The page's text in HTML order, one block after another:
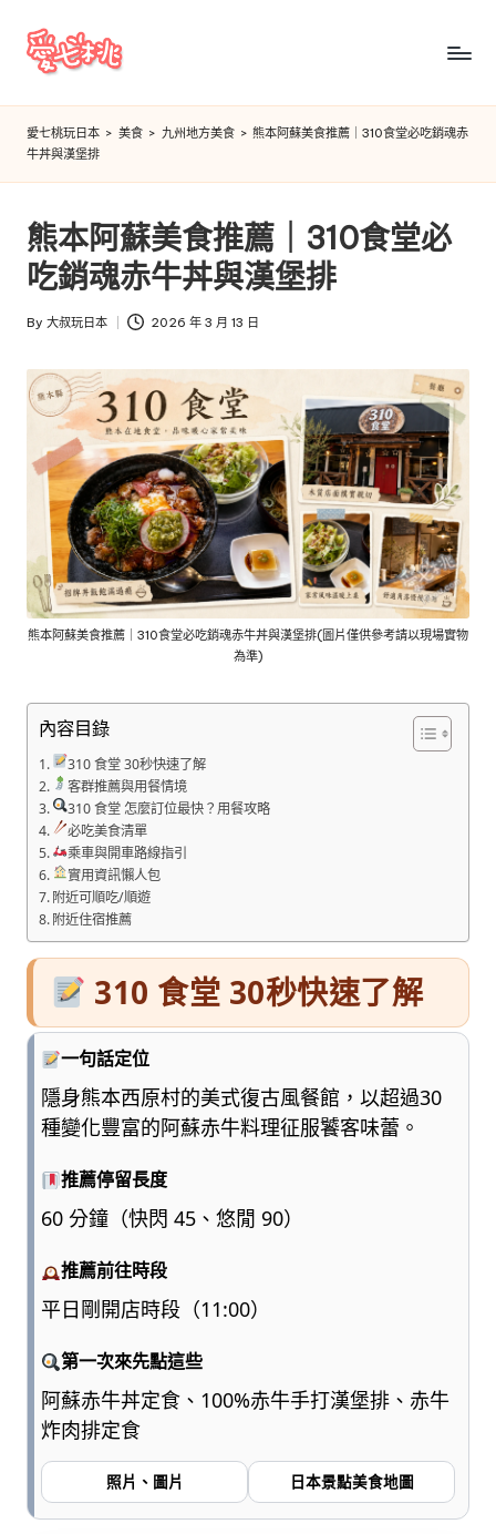
Skip
愛
七
桃
玩
日
本
愛七桃玩日本 > 美食 > 九州地方美食 > 熊本阿蘇美食推薦｜310食堂必吃銷魂赤
牛丼與漢堡排
熊本阿蘇美食推薦｜310食堂必
吃銷魂赤牛丼與漢堡排
Posted
By 大叔玩日本 2026 年 3 月 13 日
熊本阿蘇美食推薦｜310食堂必吃銷魂赤牛丼與漢堡排(圖片僅供參考請以現場實物
為準)
內容目錄
310 食堂 30秒快速了解
客群推薦與用餐情境
310 食堂 怎麼訂位最快？用餐攻略
必吃美食清單
乘車與開車路線指引
實用資訊懶人包
附近可順吃/順遊
附近住宿推薦
310 食堂 30秒快速了解
一句話定位
隱身熊本西原村的美式復古風餐館，以超過30
種變化豐富的阿蘇赤牛料理征服饕客味蕾。
推薦停留長度
60 分鐘（快閃 45、悠閒 90）
推薦前往時段
平日剛開店時段（11:00）
第一次來先點這些
阿蘇赤牛丼定食、100%赤牛手打漢堡排、赤牛
炸肉排定食
照片、圖片 日本景點美食地圖